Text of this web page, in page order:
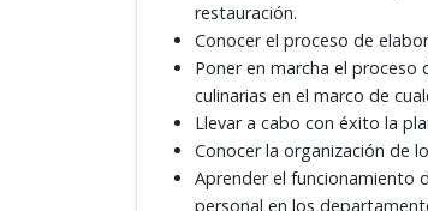
restauración.
Conocer el proceso de
Poner en marcha el
culinarias en el marco de
Llevar a cabo con éxito la
Conocer la organización de
Aprender el funcionamiento
personal en los